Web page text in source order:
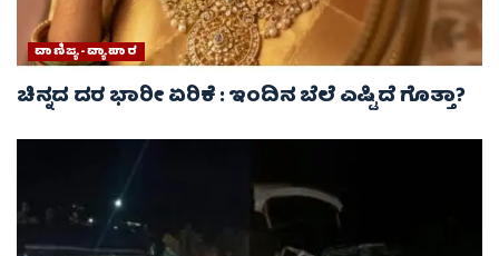
ವಾಣಿಜ್ಯ-ವ್ಯಾಪಾರ
ಚಿನ್ನದ ದರ ಭಾರೀ ಏರಿಕೆ : ಇಂದಿನ ಬೆಲೆ ಎಷ್ಟಿದೆ ಗೊತ್ತಾ?